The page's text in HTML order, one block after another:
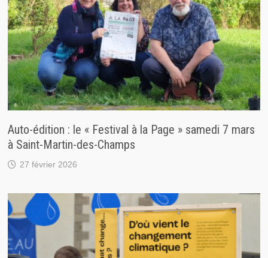
Auto-édition : le « Festival à la Page » samedi 7 mars
à Saint-Martin-des-Champs
27 février 2026